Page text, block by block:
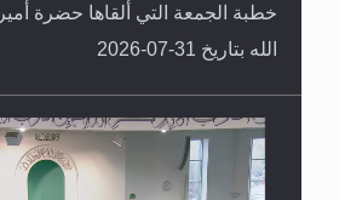
خطبة الجمعة التي ألقاها حضرة
الله بتاريخ 31-07-2026